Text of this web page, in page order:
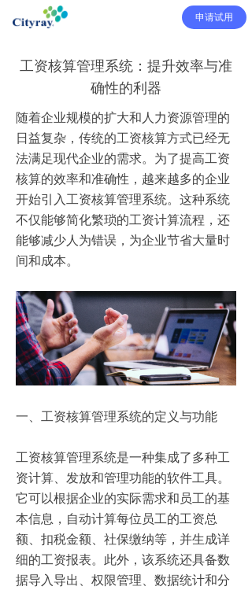
申请试用
工资核算管理系统：提升效率与准
确性的利器
随着企业规模的扩大和人力资源管理的
日益复杂，传统的工资核算方式已经无
法满足现代企业的需求。为了提高工资
核算的效率和准确性，越来越多的企业
开始引入工资核算管理系统。这种系统
不仅能够简化繁琐的工资计算流程，还
能够减少人为错误，为企业节省大量时
间和成本。
一、工资核算管理系统的定义与功能
工资核算管理系统是一种集成了多种工
资计算、发放和管理功能的软件工具。
它可以根据企业的实际需求和员工的基
本信息，自动计算每位员工的工资总
额、扣税金额、社保缴纳等，并生成详
细的工资报表。此外，该系统还具备数
据导入导出、权限管理、数据统计和分